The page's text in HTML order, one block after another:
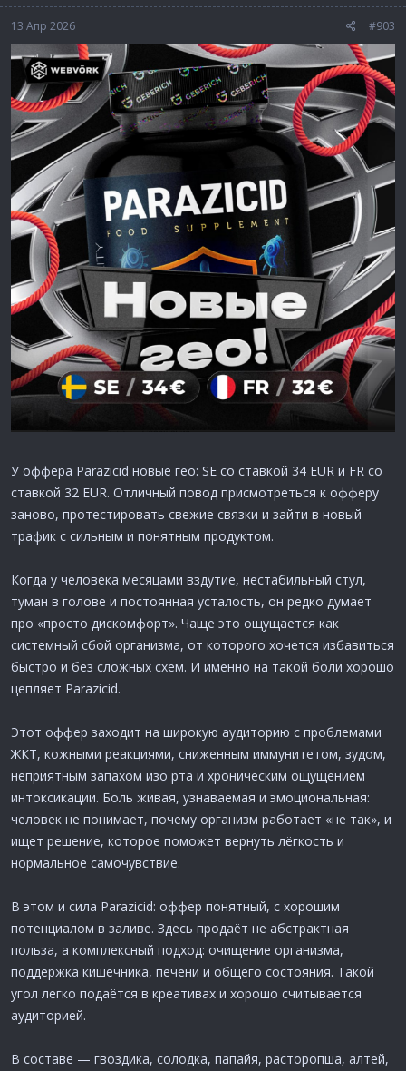
13 Апр 2026 #903
У оффера Parazicid новые гео: SE со ставкой 34 EUR и FR со
ставкой 32 EUR. Отличный повод присмотреться к офферу
заново, протестировать свежие связки и зайти в новый
трафик с сильным и понятным продуктом.
Когда у человека месяцами вздутие, нестабильный стул,
туман в голове и постоянная усталость, он редко думает
про «просто дискомфорт». Чаще это ощущается как
системный сбой организма, от которого хочется избавиться
быстро и без сложных схем. И именно на такой боли хорошо
цепляет Parazicid.
Этот оффер заходит на широкую аудиторию с проблемами
ЖКТ, кожными реакциями, сниженным иммунитетом, зудом,
неприятным запахом изо рта и хроническим ощущением
интоксикации. Боль живая, узнаваемая и эмоциональная:
человек не понимает, почему организм работает «не так», и
ищет решение, которое поможет вернуть лёгкость и
нормальное самочувствие.
В этом и сила Parazicid: оффер понятный, с хорошим
потенциалом в заливе. Здесь продаёт не абстрактная
польза, а комплексный подход: очищение организма,
поддержка кишечника, печени и общего состояния. Такой
угол легко подаётся в креативах и хорошо считывается
аудиторией.
В составе — гвоздика, солодка, папайя, расторопша, алтей,